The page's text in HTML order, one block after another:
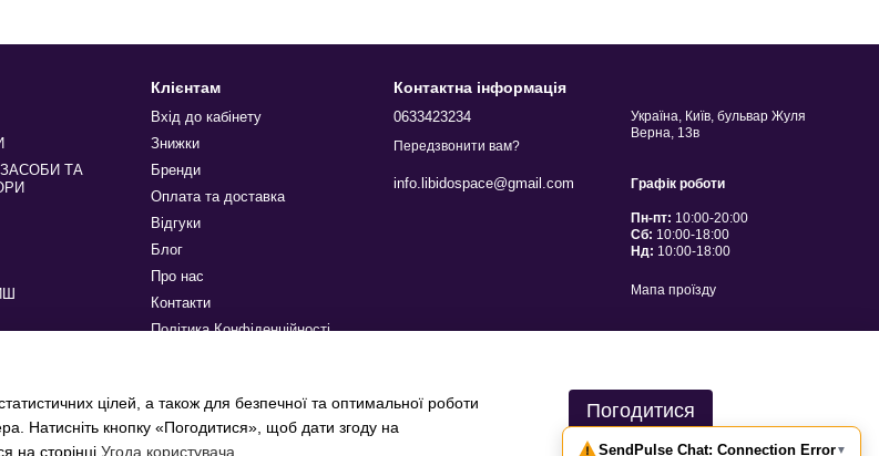
ТА
Клієнтам
Вхід до кабінету
Знижки
Бренди
Оплата та доставка
Відгуки
Блог
Про нас
Контакти
Політика Конфіденційності
Контактна інформація
0633423234
Передзвонити вам?
info.libidospace@gmail.com
Україна, Київ, бульвар Жуля
Верна, 13в
Графік роботи
Пн-пт: 10:00-20:00
Сб: 10:00-18:00
Нд: 10:00-18:00
Мапа проїзду
цілей, а також для безпечної та оптимальної роботи
Натисніть кнопку «Погодитися», щоб дати згоду на
на сторінці Угода користувача
Погодитися